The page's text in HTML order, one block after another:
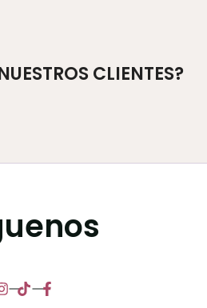
CLIENTES?